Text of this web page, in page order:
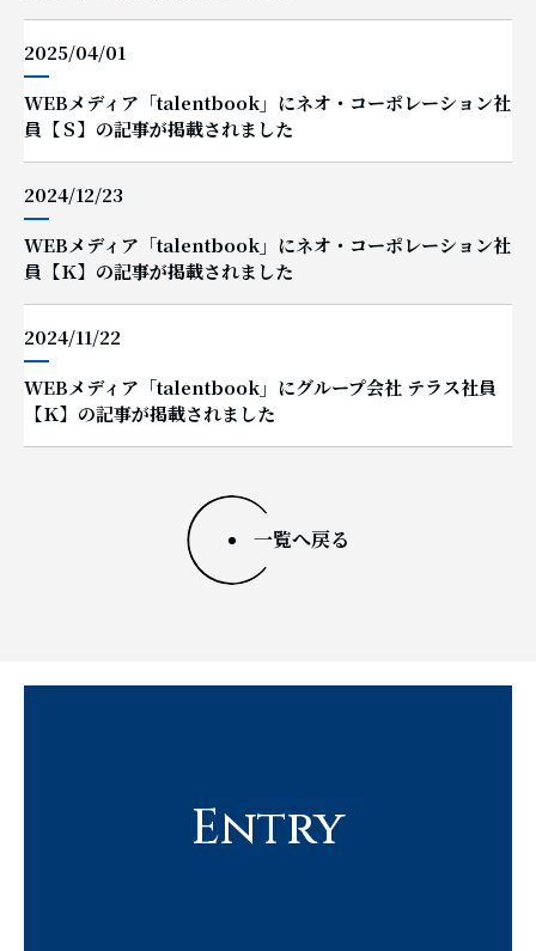
2025/04/01
WEBメディア「talentbook」にネオ・コーポレーション社
員【Ｓ】の記事が掲載されました
2024/12/23
WEBメディア「talentbook」にネオ・コーポレーション社
員【Ｋ】の記事が掲載されました
2024/11/22
WEBメディア「talentbook」にグループ会社 テラス社員
【Ｋ】の記事が掲載されました
一覧へ戻る
Entry